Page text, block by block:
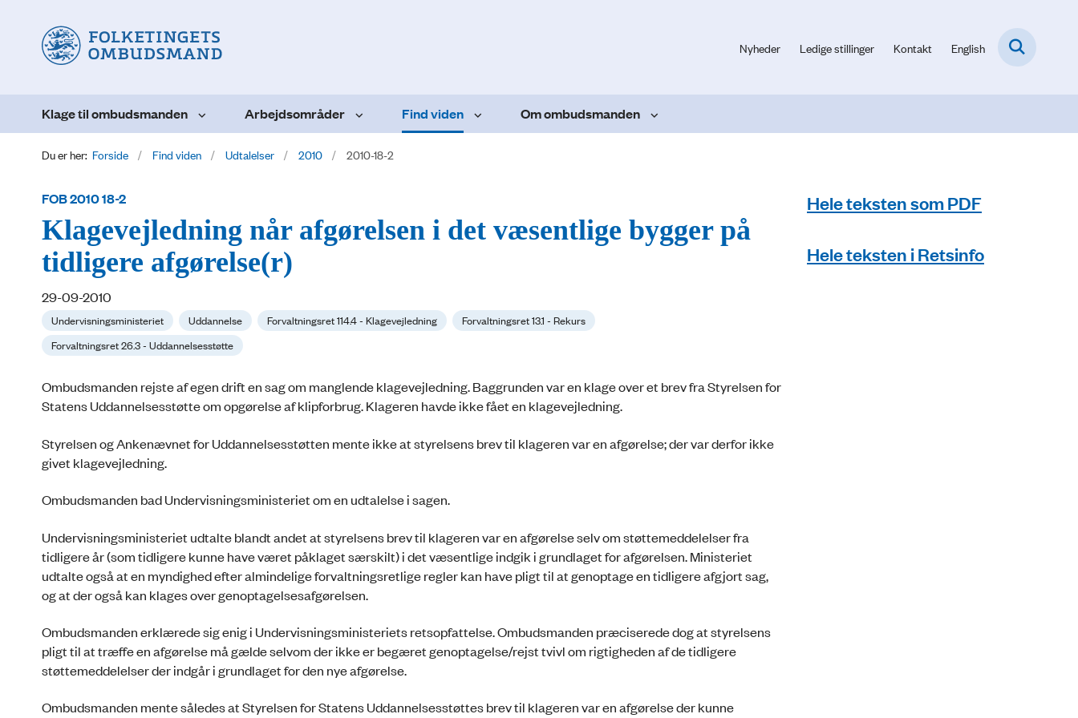
Nyheder Ledige stillinger Kontakt English
Klage til ombudsmanden Arbejdsområder Find viden Om ombudsmanden
Du er her: Forside Find viden Udtalelser 2010 2010-18-2
FOB 2010 18-2
Klagevejledning når afgørelsen i det væsentlige bygger på
tidligere afgørelse(r)
29-09-2010
Undervisningsministeriet Uddannelse Forvaltningsret 114.4 - Klagevejledning
Forvaltningsret 13.1 - Rekurs
Forvaltningsret 26.3 - Uddannelsesstøtte
Ombudsmanden rejste af egen drift en sag om manglende klagevejledning. Baggrunden var en klage over et brev fra Styrelsen for
Statens Uddannelsesstøtte om opgørelse af klipforbrug. Klageren havde ikke fået en klagevejledning.
Styrelsen og Ankenævnet for Uddannelsesstøtten mente ikke at styrelsens brev til klageren var en afgørelse; der var derfor ikke
givet klagevejledning.
Ombudsmanden bad Undervisningsministeriet om en udtalelse i sagen.
Undervisningsministeriet udtalte blandt andet at styrelsens brev til klageren var en afgørelse selv om støttemeddelelser fra
tidligere år (som tidligere kunne have været påklaget særskilt) i det væsentlige indgik i grundlaget for afgørelsen. Ministeriet
udtalte også at en myndighed efter almindelige forvaltningsretlige regler kan have pligt til at genoptage en tidligere afgjort sag,
og at der også kan klages over genoptagelsesafgørelsen.
Ombudsmanden erklærede sig enig i Undervisningsministeriets retsopfattelse. Ombudsmanden præciserede dog at styrelsens
pligt til at træffe en afgørelse må gælde selvom der ikke er begæret genoptagelse/rejst tvivl om rigtigheden af de tidligere
støttemeddelelser der indgår i grundlaget for den nye afgørelse.
Ombudsmanden mente således at Styrelsen for Statens Uddannelsesstøttes brev til klageren var en afgørelse der kunne
Hele teksten som PDF
Hele teksten i Retsinfo